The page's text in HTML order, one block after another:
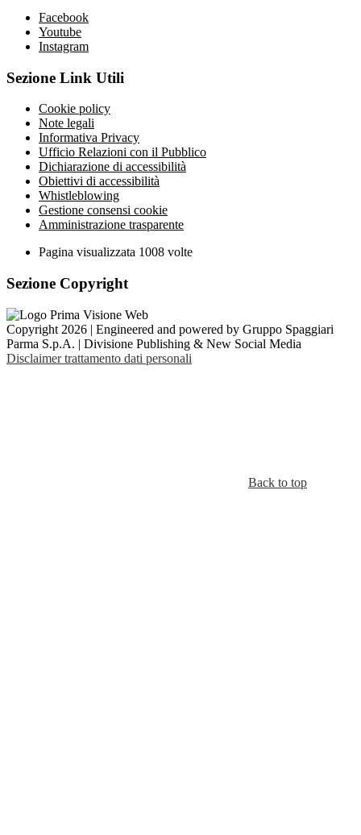
Facebook
Youtube
Instagram
Sezione Link Utili
Cookie policy
Note legali
Informativa Privacy
Ufficio Relazioni con il Pubblico
Dichiarazione di accessibilità
Obiettivi di accessibilità
Whistleblowing
Gestione consensi cookie
Amministrazione trasparente
Pagina visualizzata 1008 volte
Sezione Copyright
Copyright 2026 | Engineered and powered by Gruppo Spaggiari
Parma S.p.A. | Divisione Publishing & New Social Media
Disclaimer trattamento dati personali
Back to top